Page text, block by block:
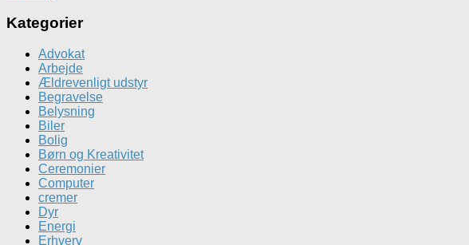
Kategorier
Advokat
Arbejde
Ældrevenligt udstyr
Begravelse
Belysning
Biler
Bolig
Børn og Kreativitet
Ceremonier
Computer
cremer
Dyr
Energi
Erhverv